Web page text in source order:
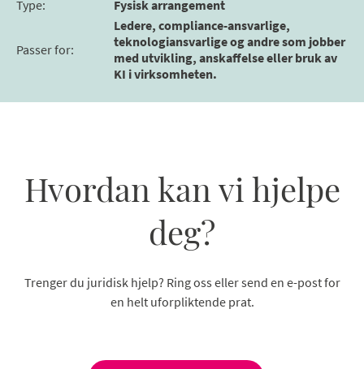
Type: Fysisk arrangement
Passer for:
Ledere, compliance-ansvarlige,
teknologiansvarlige og andre som jobber
med utvikling, anskaffelse eller bruk av
KI i virksomheten.
Hvordan kan vi hjelpe
deg?
Trenger du juridisk hjelp? Ring oss eller send en e-post for
en helt uforpliktende prat.